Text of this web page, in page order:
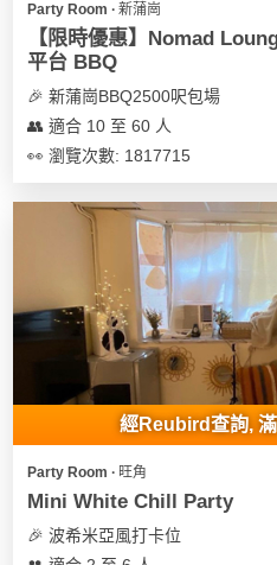
Party Room ∙ 新蒲崗
【限時優惠】Nomad
平台 BBQ
🎉 新蒲崗BBQ2500呎包場
👥 適合 10 至 60 人
👀 瀏覽次數: 1817715
經Reubird查詢,
Party Room ∙ 旺角
Mini White Chill Party
🎉 波希米亞風打卡位